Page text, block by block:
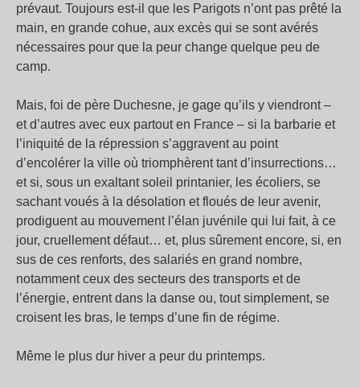
prévaut. Toujours est-il que les Parigots n’ont pas prêté la
main, en grande cohue, aux excès qui se sont avérés
nécessaires pour que la peur change quelque peu de
camp.
Mais, foi de père Duchesne, je gage qu’ils y viendront –
et d’autres avec eux partout en France – si la barbarie et
l’iniquité de la répression s’aggravent au point
d’encolérer la ville où triomphèrent tant d’insurrections…
et si, sous un exaltant soleil printanier, les écoliers, se
sachant voués à la désolation et floués de leur avenir,
prodiguent au mouvement l’élan juvénile qui lui fait, à ce
jour, cruellement défaut… et, plus sûrement encore, si, en
sus de ces renforts, des salariés en grand nombre,
notamment ceux des secteurs des transports et de
l’énergie, entrent dans la danse ou, tout simplement, se
croisent les bras, le temps d’une fin de régime.
Même le plus dur hiver a peur du printemps.